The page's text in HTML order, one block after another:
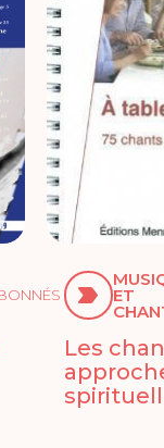
ET
Les